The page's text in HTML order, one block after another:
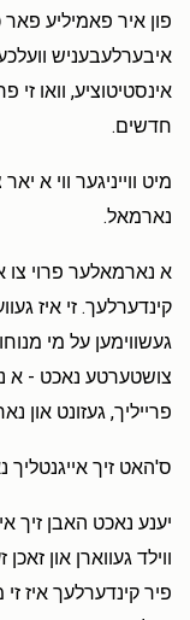
פון איר פאמיליע
איבערלעבעניש וועלכע
אינסטיטוציע, וואו זי
חדשים.
מיט ווייניגער ווי א
נארמאל.
א נארמאלער פרוי
קינדערלעך. זי איז
געשווימען על מי
צושטערטע נאכט - א
פרייליך, געזונט און
ס'האט זיך אייגנטליך
יענע נאכט האבן זיך
ווילד געווארן און
פיר קינדערלעך איז זי